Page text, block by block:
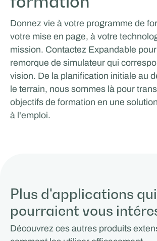
Donnez vie à votre programme de
votre mise en page, à votre
mission. Contactez Expandable
remorque de simulateur qui
vision. De la planification initiale au
le terrain, nous sommes là pour
objectifs de formation en une
à l'emploi.
Plus d'applications qui
pourraient vous
Découvrez ces autres produits